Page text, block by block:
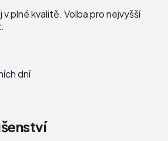
v plné kvalitě. Volba pro nejvyšší
dní